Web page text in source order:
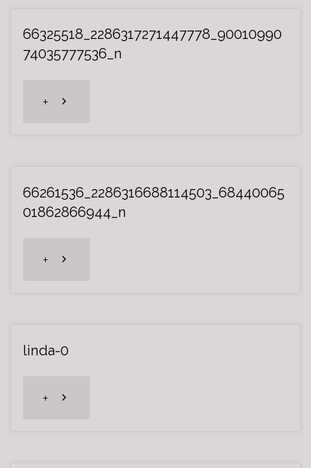
66325518_2286317271447778_90010990
74035777536_n
+
66261536_2286316688114503_68440065
01862866944_n
+
linda-0
+ "linda-